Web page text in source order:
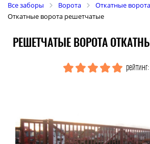
Все заборы Ворота
Откатные ворота
Откатные ворота решетчатые
РЕШЕТЧАТЫЕ ВОРОТА